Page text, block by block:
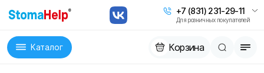
+7 (831) 231-29-11
Для розничных покупателей
Каталог Корзина